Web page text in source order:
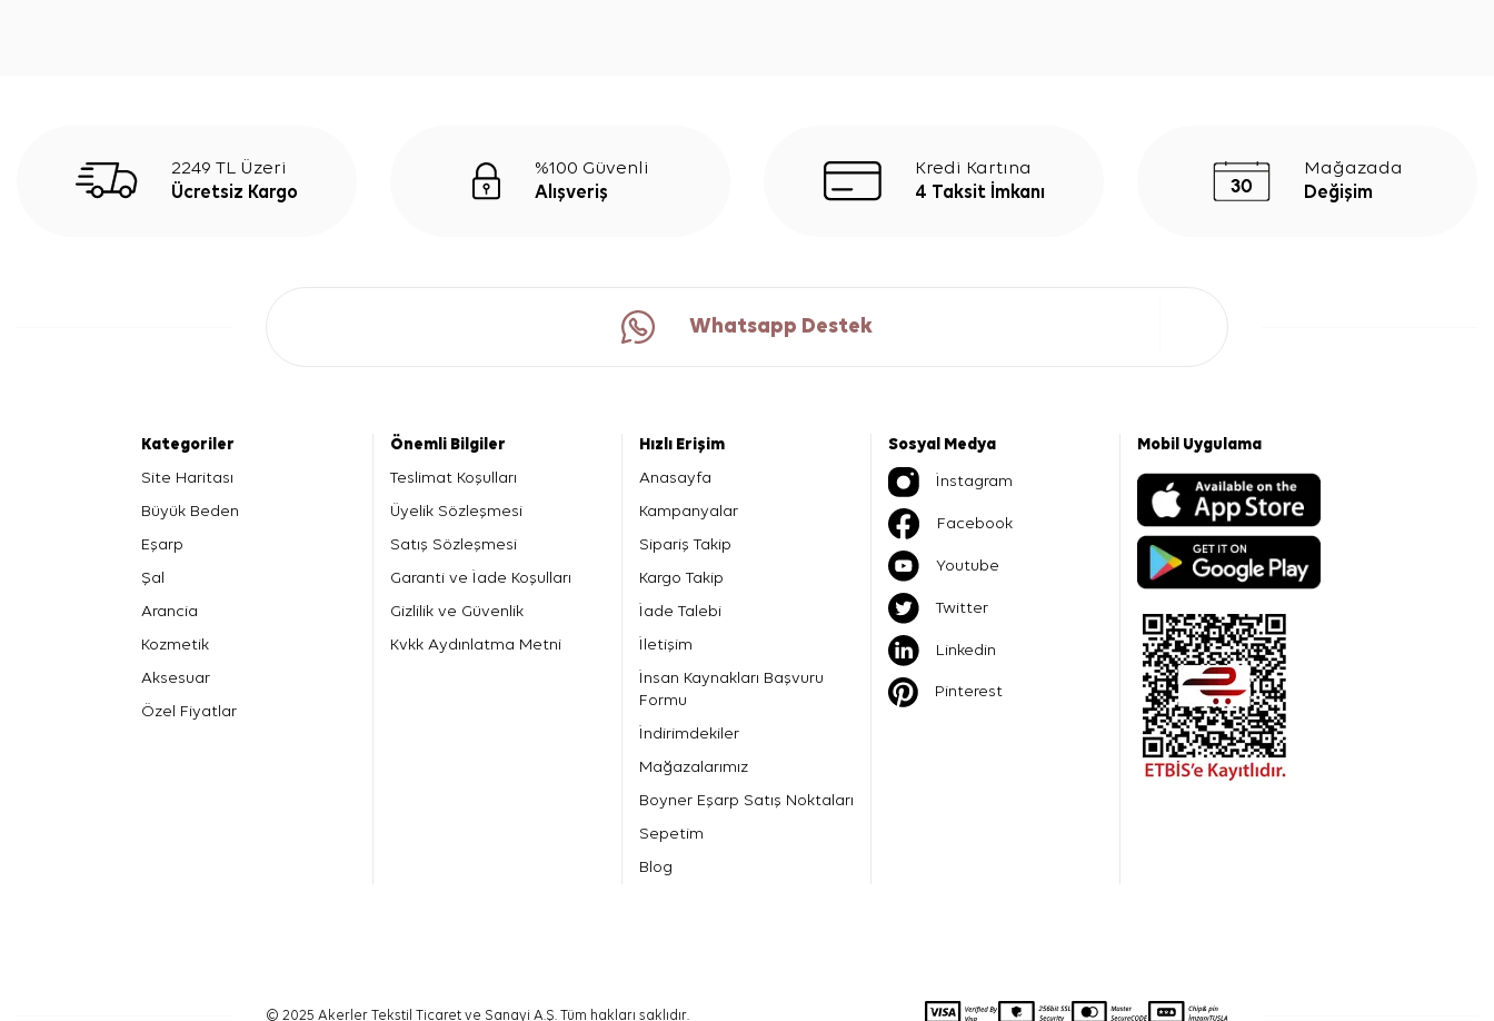
2249 TL Üzeri
Ücretsiz Kargo
%100 Güvenli
Alışveriş
Kredi Kartına
4 Taksit İmkanı
Mağazada
Değişim
Whatsapp Destek
Kategoriler
Site Haritası
Büyük Beden
Eşarp
Şal
Arancia
Kozmetik
Aksesuar
Özel Fiyatlar
Önemli Bilgiler
Teslimat Koşulları
Üyelik Sözleşmesi
Satış Sözleşmesi
Garanti ve İade Koşulları
Gizlilik ve Güvenlik
Kvkk Aydınlatma Metni
Hızlı Erişim
Anasayfa
Kampanyalar
Sipariş Takip
Kargo Takip
İade Talebi
İletişim
İnsan Kaynakları Başvuru
Formu
İndirimdekiler
Mağazalarımız
Boyner Eşarp Satış Noktaları
Sepetim
Blog
Sosyal Medya
İnstagram
Facebook
Youtube
Twitter
Linkedin
Pinterest
Mobil Uygulama
© 2025 Akerler Tekstil Ticaret ve Sanayi A.Ş. Tüm hakları saklıdır.